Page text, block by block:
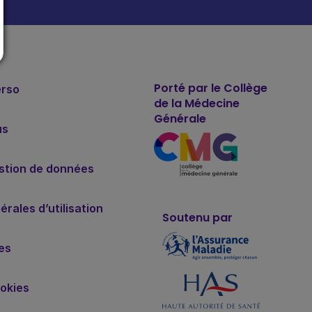
de données
d’utilisation
Porté par le Collège
de la Médecine
Générale
Soutenu par